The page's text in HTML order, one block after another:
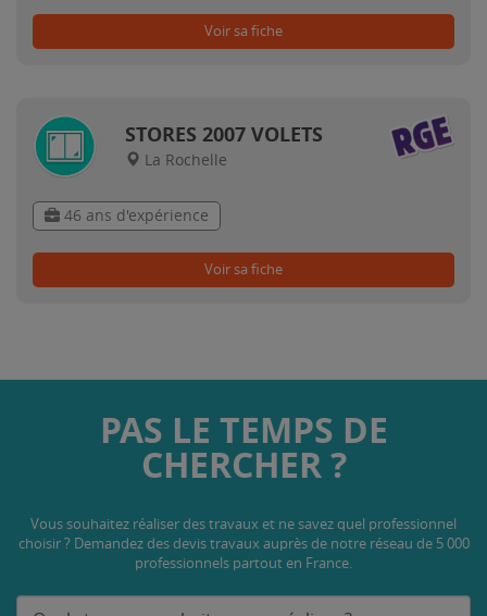
Voir sa fiche
STORES 2007 VOLETS
La Rochelle
46 ans d'expérience
Voir sa fiche
PAS LE TEMPS DE
CHERCHER ?
Vous souhaitez réaliser des travaux et ne savez quel professionnel
choisir ? Demandez des devis travaux auprès de notre réseau de 5 000
professionnels partout en France.